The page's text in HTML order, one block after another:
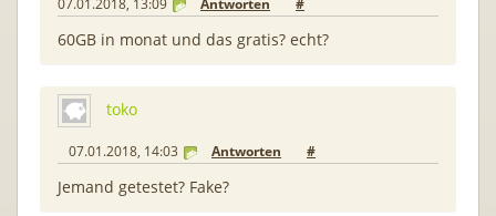
60GB in monat und das gratis? echt?
toko
07.01.2018, 14:03 Antworten #
Jemand getestet? Fake?